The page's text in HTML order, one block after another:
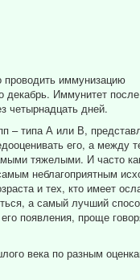
иммунизацию
декабрь. Иммунитет после
четырнадцать дней.
– типа А или В,
его, а между
тяжелыми. И часто
неблагоприятным
и тех, кто имеет
а самый лучший
появления, проще
века по разным